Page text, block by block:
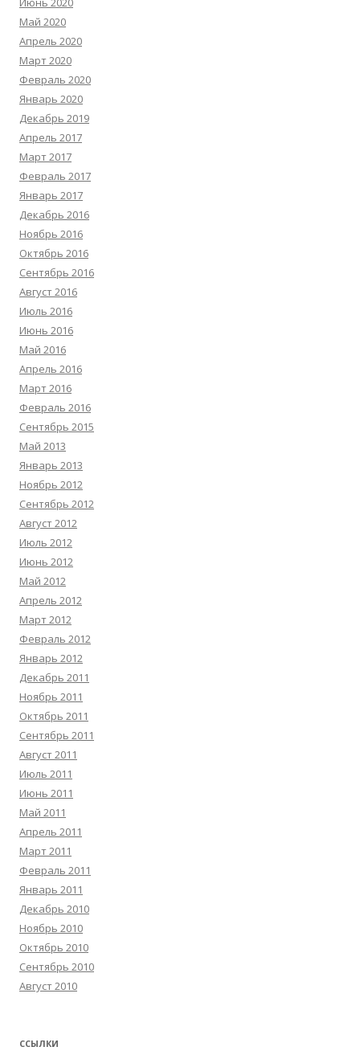
Май 2020
Апрель 2020
Март 2020
Февраль 2020
Январь 2020
Декабрь 2019
Апрель 2017
Март 2017
Февраль 2017
Январь 2017
Декабрь 2016
Ноябрь 2016
Октябрь 2016
Сентябрь 2016
Август 2016
Июль 2016
Июнь 2016
Май 2016
Апрель 2016
Март 2016
Февраль 2016
Сентябрь 2015
Май 2013
Январь 2013
Ноябрь 2012
Сентябрь 2012
Август 2012
Июль 2012
Июнь 2012
Май 2012
Апрель 2012
Март 2012
Февраль 2012
Январь 2012
Декабрь 2011
Ноябрь 2011
Октябрь 2011
Сентябрь 2011
Август 2011
Июль 2011
Июнь 2011
Май 2011
Апрель 2011
Март 2011
Февраль 2011
Январь 2011
Декабрь 2010
Ноябрь 2010
Октябрь 2010
Сентябрь 2010
Август 2010
ССЫЛКИ